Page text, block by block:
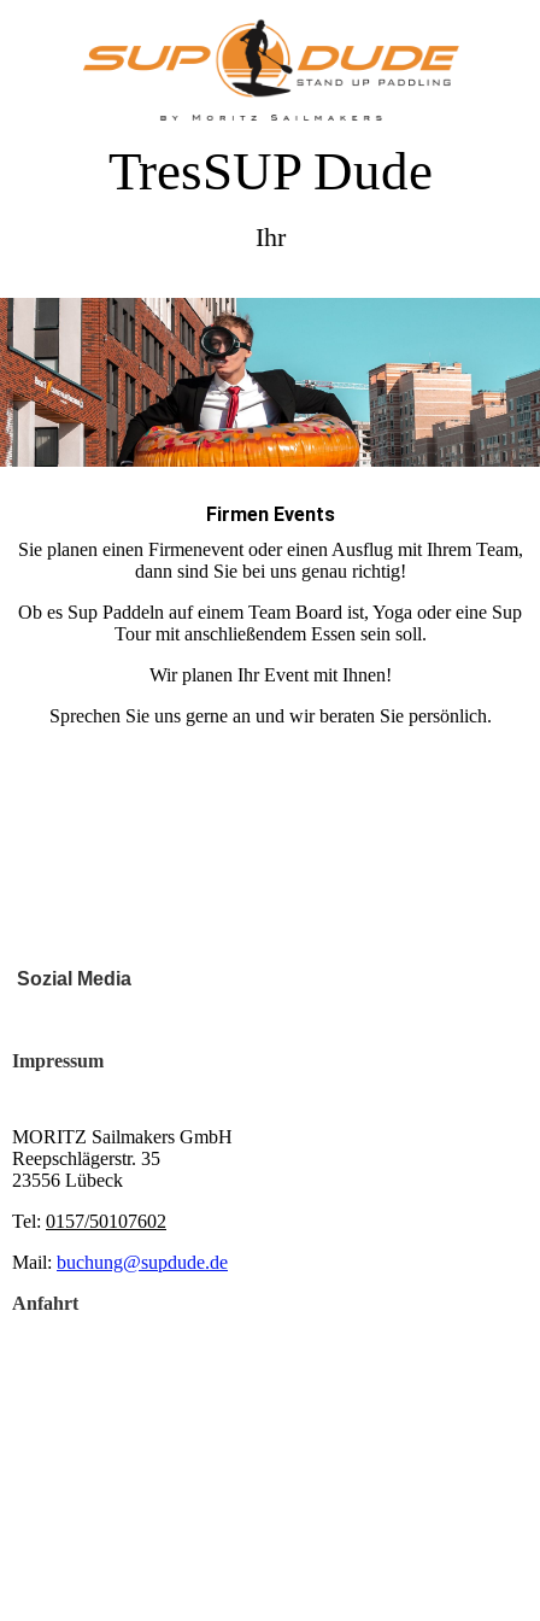
TresSUP Dude
Ihr
Firmen Events
Sie planen einen Firmenevent oder einen Ausflug mit Ihrem Team,
dann sind Sie bei uns genau richtig!
Ob es Sup Paddeln auf einem Team Board ist, Yoga oder eine Sup
Tour mit anschließendem Essen sein soll.
Wir planen Ihr Event mit Ihnen!
Sprechen Sie uns gerne an und wir beraten Sie persönlich.
Sozial Media
Impressum
MORITZ Sailmakers GmbH
Reepschlägerstr. 35
23556 Lübeck
Tel: 0157/50107602
Mail: buchung@supdude.de
Anfahrt